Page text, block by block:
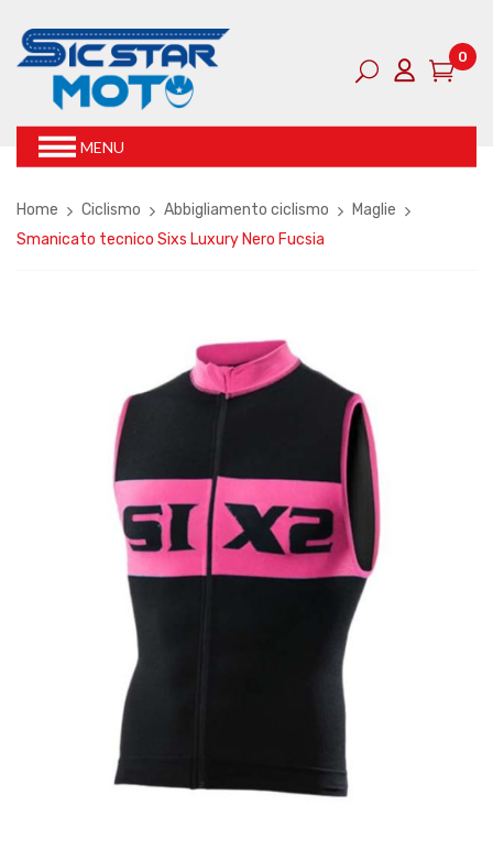
0
MENU
Home Ciclismo Abbigliamento ciclismo
Maglie
Smanicato tecnico Sixs Luxury Nero Fucsia